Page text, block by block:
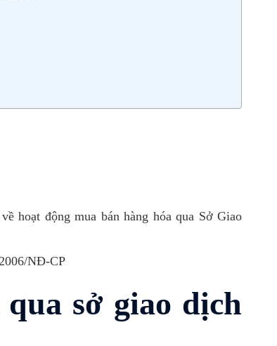
hoạt động mua bán hàng hóa qua Sở Giao
NĐ-CP
sở giao dịch